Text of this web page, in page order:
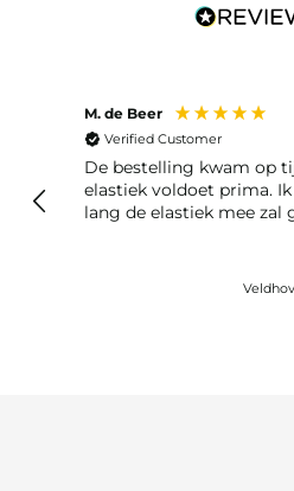
M. de Beer
Verified Customer
De bestelling kwam op
elastiek voldoet prima.
lang de elastiek mee zal